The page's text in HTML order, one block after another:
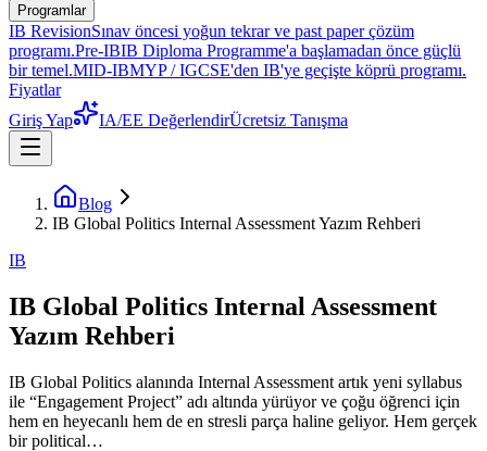
Programlar
IB RevisionSınav öncesi yoğun tekrar ve past paper çözüm
programı.Pre-IBIB Diploma Programme'a başlamadan önce güçlü
bir temel.MID-IBMYP / IGCSE'den IB'ye geçişte köprü programı.
Fiyatlar
Giriş Yap
IA/EE DeğerlendirÜcretsiz Tanışma
Blog
IB Global Politics Internal Assessment Yazım Rehberi
IB
IB Global Politics Internal Assessment
Yazım Rehberi
IB Global Politics alanında Internal Assessment artık yeni syllabus
ile “Engagement Project” adı altında yürüyor ve çoğu öğrenci için
hem en heyecanlı hem de en stresli parça haline geliyor. Hem gerçek
bir political…